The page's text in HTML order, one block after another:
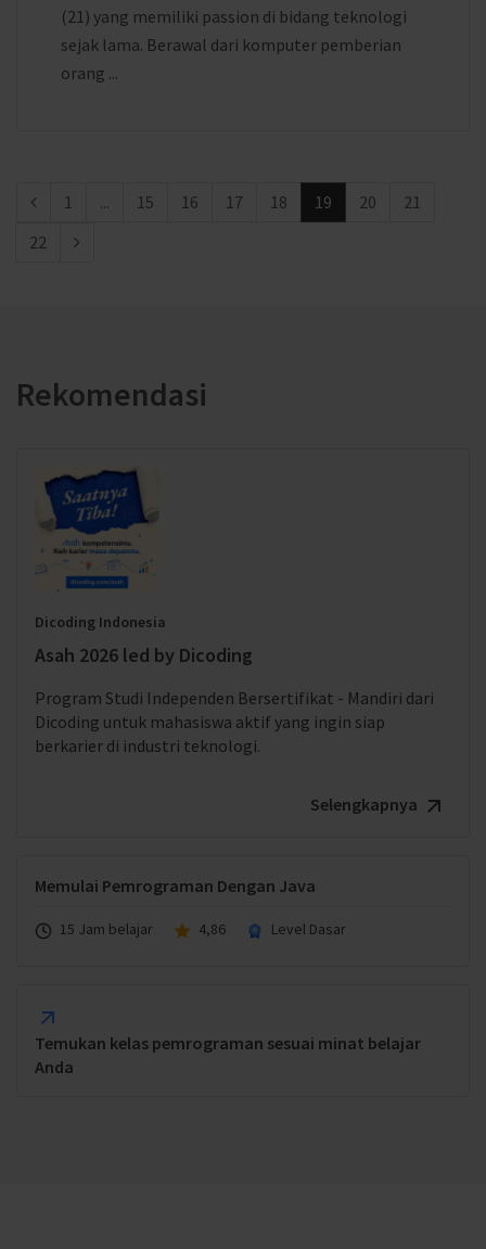
(21) yang memiliki passion di bidang teknologi
sejak lama. Berawal dari komputer pemberian
orang ...
1 ... 15 16 17 18 19 20
21
22
Rekomendasi
Dicoding Indonesia
Asah 2026 led by Dicoding
Program Studi Independen Bersertifikat - Mandiri dari
Dicoding untuk mahasiswa aktif yang ingin siap
berkarier di industri teknologi.
Selengkapnya
Memulai Pemrograman Dengan Java
15 Jam belajar 4,86 Level Dasar
Temukan kelas pemrograman sesuai minat belajar
Anda